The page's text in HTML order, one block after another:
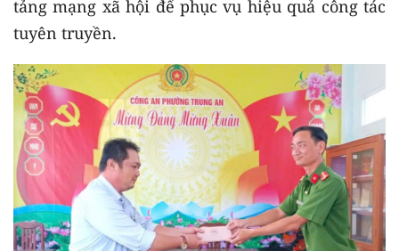
tảng mạng xã hội để phục vụ hiệu quả công tác
tuyên truyền.